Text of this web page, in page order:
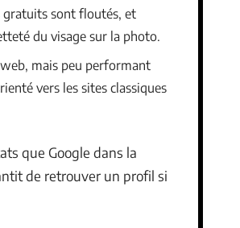
gratuits sont floutés, et
du visage sur la photo.
mais peu performant
vers les sites classiques
que Google dans la
de retrouver un profil si